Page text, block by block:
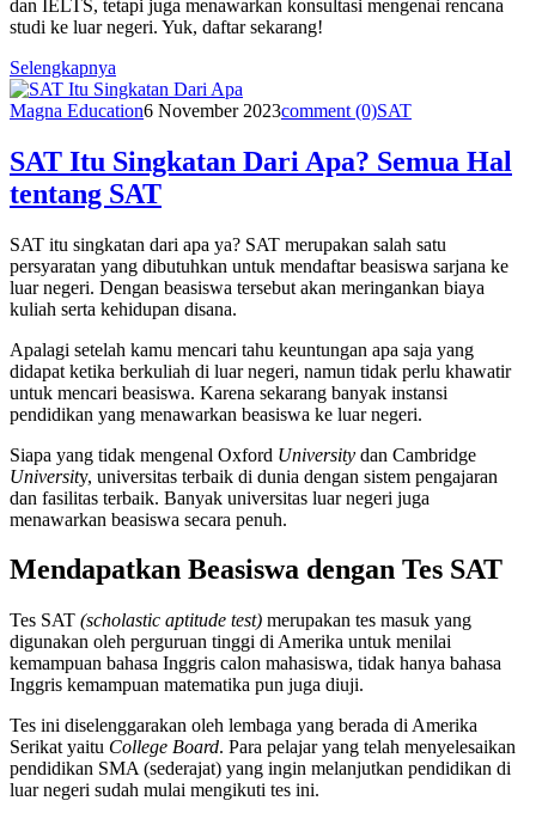
dan IELTS, tetapi juga menawarkan konsultasi mengenai rencana
studi ke luar negeri. Yuk, daftar sekarang!
Selengkapnya
Magna Education6 November 2023comment (0)SAT
SAT Itu Singkatan Dari Apa? Semua Hal
tentang SAT
SAT itu singkatan dari apa ya? SAT merupakan salah satu
persyaratan yang dibutuhkan untuk mendaftar beasiswa sarjana ke
luar negeri. Dengan beasiswa tersebut akan meringankan biaya
kuliah serta kehidupan disana.
Apalagi setelah kamu mencari tahu keuntungan apa saja yang
didapat ketika berkuliah di luar negeri, namun tidak perlu khawatir
untuk mencari beasiswa. Karena sekarang banyak instansi
pendidikan yang menawarkan beasiswa ke luar negeri.
Siapa yang tidak mengenal Oxford University dan Cambridge
University, universitas terbaik di dunia dengan sistem pengajaran
dan fasilitas terbaik. Banyak universitas luar negeri juga
menawarkan beasiswa secara penuh.
Mendapatkan Beasiswa dengan Tes SAT
Tes SAT (scholastic aptitude test) merupakan tes masuk yang
digunakan oleh perguruan tinggi di Amerika untuk menilai
kemampuan bahasa Inggris calon mahasiswa, tidak hanya bahasa
Inggris kemampuan matematika pun juga diuji.
Tes ini diselenggarakan oleh lembaga yang berada di Amerika
Serikat yaitu College Board. Para pelajar yang telah menyelesaikan
pendidikan SMA (sederajat) yang ingin melanjutkan pendidikan di
luar negeri sudah mulai mengikuti tes ini.